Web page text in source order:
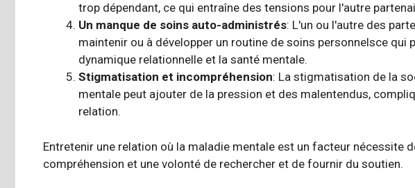
trop dépendant, ce qui entraîne des tensions pour l'autre
Un manque de soins auto-administrés: L'un ou l'autre des
maintenir ou à développer un routine de soins personnelsce qui
dynamique relationnelle et la santé mentale.
Stigmatisation et incompréhension: La stigmatisation de la
mentale peut ajouter de la pression et des malentendus,
relation.
Entretenir une relation où la maladie mentale est un facteur nécessite
compréhension et une volonté de rechercher et de fournir du soutien.